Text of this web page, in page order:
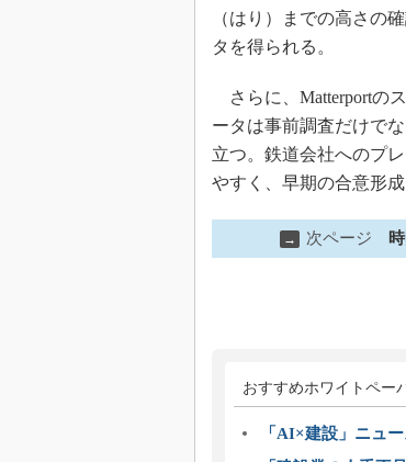
（はり）までの高さの
タを得られる。
さらに、Matterportの
ータは事前調査だけで
立つ。鉄道会社へのプ
やすく、早期の合意形成
→ 次ページ
おすすめホワイトペー
「AI×建設」ニュ